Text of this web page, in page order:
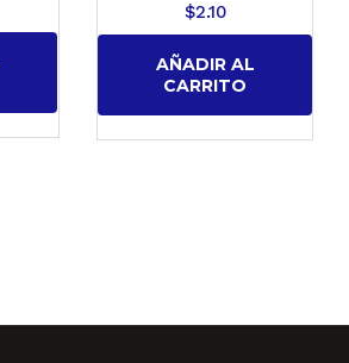
$2.10
AÑADIR AL
CARRITO